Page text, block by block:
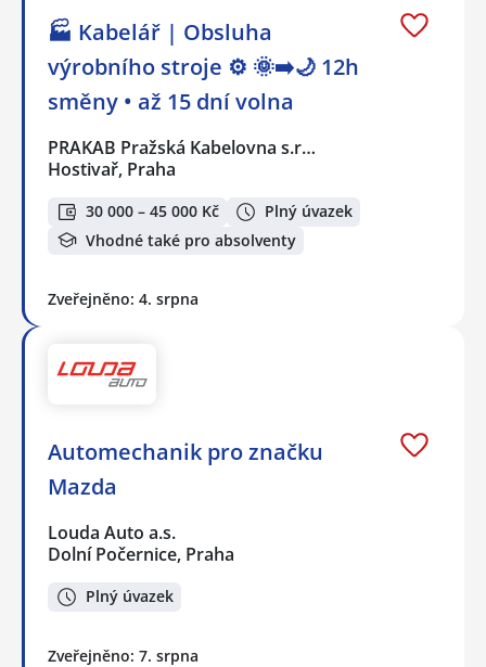
🏭 Kabelář | Obsluha
výrobního stroje ⚙️ 🌞➡️🌙 12h
směny • až 15 dní volna
PRAKAB Pražská Kabelovna s.r…
Hostivař, Praha
30 000 – 45 000 Kč
Plný úvazek
Vhodné také pro absolventy
Zveřejněno: 4. srpna
Automechanik pro značku
Mazda
Louda Auto a.s.
Dolní Počernice, Praha
Plný úvazek
Zveřejněno: 7. srpna